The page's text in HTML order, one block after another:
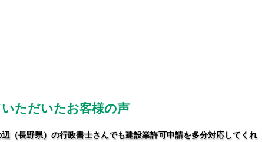
ただいたお客様の声
辺（長野県）の行政書士さんでも建設業許可申請を多分対応してくれ